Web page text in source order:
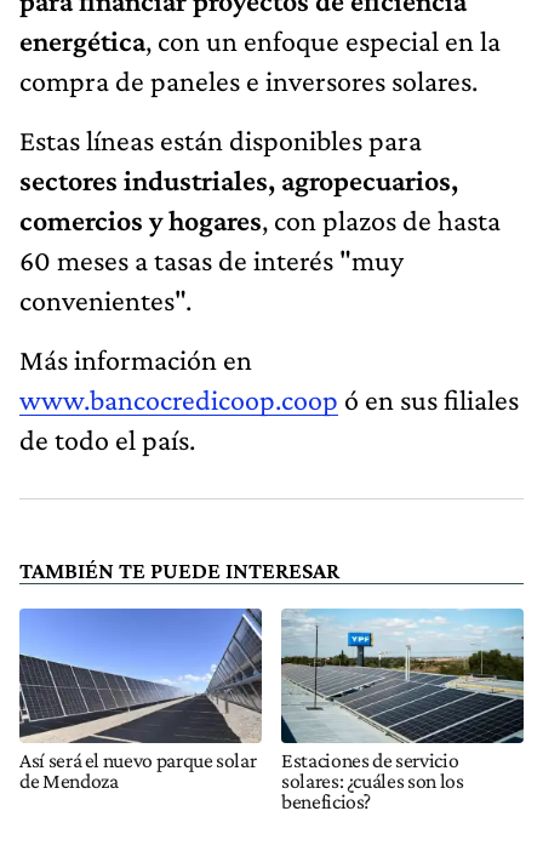
energética, con un enfoque especial en la
compra de paneles e inversores solares.
Estas líneas están disponibles para
sectores industriales, agropecuarios,
comercios y hogares, con plazos de hasta
60 meses a tasas de interés "muy
convenientes".
Más información en
www.bancocredicoop.coop ó en sus filiales
de todo el país.
TAMBIÉN TE PUEDE INTERESAR
Así será el nuevo parque solar
de Mendoza
Estaciones de servicio
solares: ¿cuáles son los
beneficios?